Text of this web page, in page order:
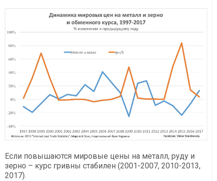
Если повышаются мировые цены на металл, руду и
зерно – курс гривны стабилен (2001-2007, 2010-2013,
2017).